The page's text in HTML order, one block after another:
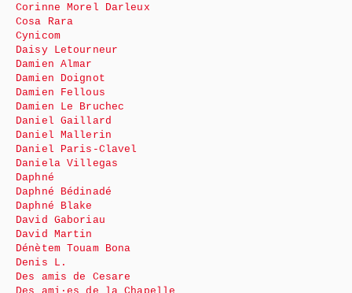
Corinne Morel Darleux
Cosa Rara
Cynicom
Daisy Letourneur
Damien Almar
Damien Doignot
Damien Fellous
Damien Le Bruchec
Daniel Gaillard
Daniel Mallerin
Daniel Paris-Clavel
Daniela Villegas
Daphné
Daphné Bédinadé
Daphné Blake
David Gaboriau
David Martin
Dénètem Touam Bona
Denis L.
Des amis de Cesare